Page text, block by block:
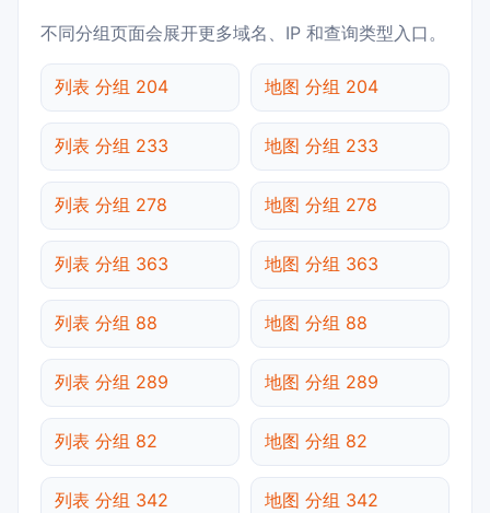
不同分组页面会展开更多域名、IP 和查询类型入口。
列表 分组 204 地图 分组 204
列表 分组 233 地图 分组 233
列表 分组 278 地图 分组 278
列表 分组 363 地图 分组 363
列表 分组 88 地图 分组 88
列表 分组 289 地图 分组 289
列表 分组 82 地图 分组 82
列表 分组 342 地图 分组 342